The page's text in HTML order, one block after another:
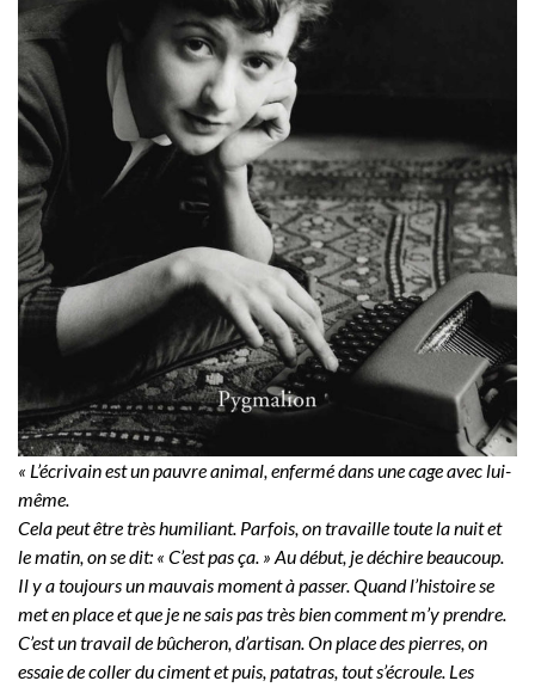
« L’écrivain est un pauvre animal, enfermé dans une cage avec lui-
même.
Cela peut être très humiliant. Parfois, on travaille toute la nuit et
le matin, on se dit: « C’est pas ça. » Au début, je déchire beaucoup.
Il y a toujours un mauvais moment à passer. Quand l’histoire se
met en place et que je ne sais pas très bien comment m’y prendre.
C’est un travail de bûcheron, d’artisan. On place des pierres, on
essaie de coller du ciment et puis, patatras, tout s’écroule. Les